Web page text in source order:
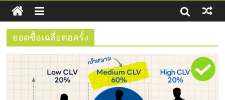
ธุรกิจ
SME
แห่ง
ยอดซื้อเฉลี่ยต่อครั้ง